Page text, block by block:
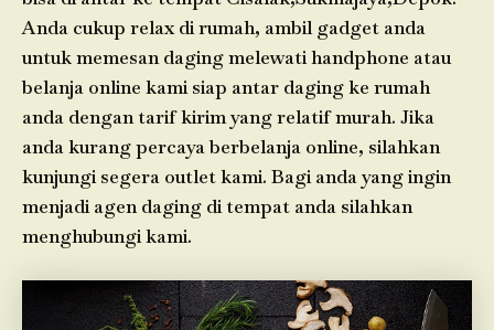
Anda cukup relax di rumah, ambil gadget anda
untuk memesan daging melewati handphone atau
belanja online kami siap antar daging ke rumah
anda dengan tarif kirim yang relatif murah. Jika
anda kurang percaya berbelanja online, silahkan
kunjungi segera outlet kami. Bagi anda yang ingin
menjadi agen daging di tempat anda silahkan
menghubungi kami.